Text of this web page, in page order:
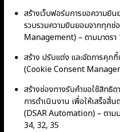
สร้างเว็บฟอร์มการขอความยิ
รวบรวมความยินยอมจากทุกช่
Management) – ตามมาตรา
สร้าง ปรับแต่ง และจัดการคุก
(Cookie Consent
สร้างช่องทางรับคำขอใช้สิทธิ
การดำเนินงาน เพื่อให้เสร็จสิ้
(DSAR Automation) – ตาม
34, 32, 35